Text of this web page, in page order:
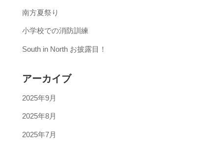
南方夏祭り
小学校での消防訓練
South in North お披露目！
アーカイブ
2025年9月
2025年8月
2025年7月